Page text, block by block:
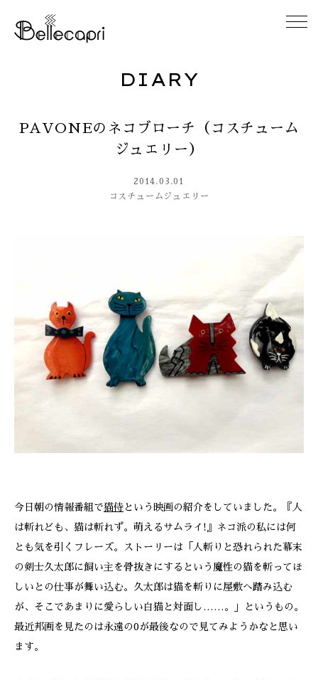
ACCESS
CONTACT
ONLINE SHOP
DIARY
PAVONEのネコブローチ（コスチューム
ジュエリー）
2014.03.01
コスチュームジュエリー
今日朝の情報番組で猫侍 という映画の紹介をしていました。『人
は斬れども、猫は斬れず。萌えるサムライ!』ネコ派の私には何
とも気を引くフレーズ。ストーリーは「人斬りと恐れられた幕末
の剣士久太郎に飼い主を骨抜きにするという魔性の猫を斬ってほ
しいとの仕事が舞い込む。久太郎は猫を斬りに屋敷へ踏み込む
が、そこであまりに愛らしい白猫と対面し……。」というもの。
最近邦画を見たのは永遠の0が最後なので見てみようかなと思い
ます。